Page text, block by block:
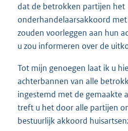
dat de betrokken partijen het
onderhandelaarsakkoord
zouden voorleggen aan hun
u zou informeren over de
Tot mijn genoegen laat ik u
achterbannen van alle
ingestemd met de gemaakte
treft u het door alle partijen
bestuurlijk akkoord